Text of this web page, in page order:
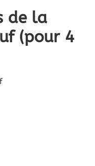
de la
(pour 4